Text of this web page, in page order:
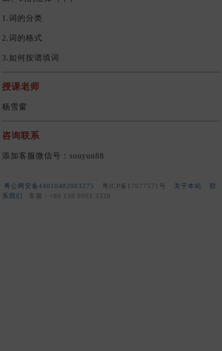
1.词的分类
2.词的格式
3.如何按谱填词
授课老师
杨雪窗
咨询联系
添加客服微信号：souyun88
粤公网安备44010402003275 粤ICP备17077571号 关于本站
联
系我们
客服：+86 136 0901 3320